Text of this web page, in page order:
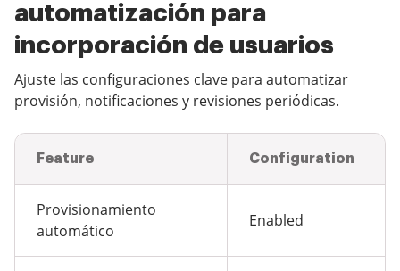
automatización para
incorporación de usuarios
Ajuste las configuraciones clave para automatizar
provisión, notificaciones y revisiones periódicas.
Feature Configuration
Provisionamiento
automático
Enabled